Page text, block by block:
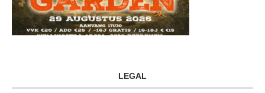
LEGAL